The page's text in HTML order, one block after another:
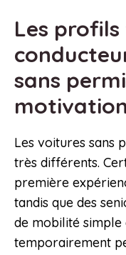
Les profils
sans
Les voitures sans
très différents.
première
tandis que des
de mobilité simple
temporairement